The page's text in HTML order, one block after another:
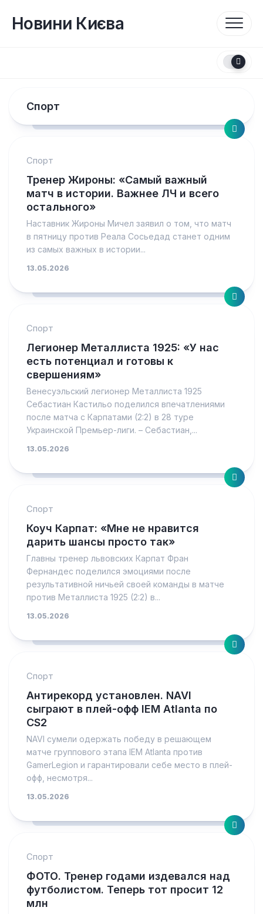
вмістуНовини Києва
Спорт
Спорт
Тренер Жироны: «Самый важный
матч в истории. Важнее ЛЧ и всего
остального»
Наставник Жироны Мичел заявил о том, что матч
в пятницу против Реала Сосьедад станет одним
из самых важных в истории...
13.05.2026
Спорт
Легионер Металлиста 1925: «У нас
есть потенциал и готовы к
свершениям»
Венесуэльский легионер Металлиста 1925
Себастиан Кастильо поделился впечатлениями
после матча с Карпатами (2:2) в 28 туре
Украинской Премьер-лиги. – Себастиан,...
13.05.2026
Спорт
Коуч Карпат: «Мне не нравится
дарить шансы просто так»
Главны тренер львовских Карпат Фран
Фернандес поделился эмоциями после
результативной ничьей своей команды в матче
против Металлиста 1925 (2:2) в...
13.05.2026
Спорт
Антирекорд установлен. NAVI
сыграют в плей-офф IEM Atlanta по
CS2
NAVI сумели одержать победу в решающем
матче группового этапа IEM Atlanta против
GamerLegion и гарантировали себе место в плей-
офф, несмотря...
13.05.2026
Спорт
ФОТО. Тренер годами издевался над
футболистом. Теперь тот просит 12
млн